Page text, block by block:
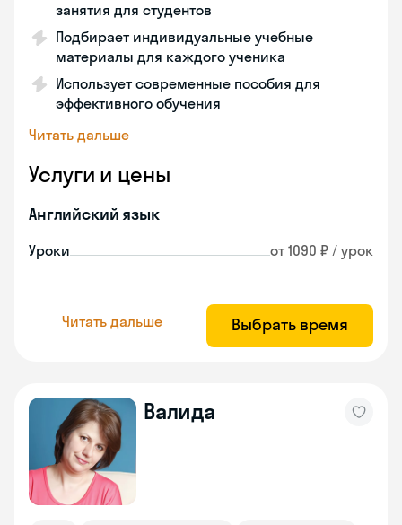
занятия для студентов
Подбирает индивидуальные учебные
материалы для каждого ученика
Использует современные пособия для
эффективного обучения
Читать дальше
Услуги и цены
Английский язык
Уроки от 1090 ₽ / урок
Читать дальше Выбрать время
Валида